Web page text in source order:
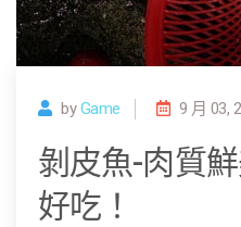
byGame 9 月 03,
剝皮魚-肉質
好吃！